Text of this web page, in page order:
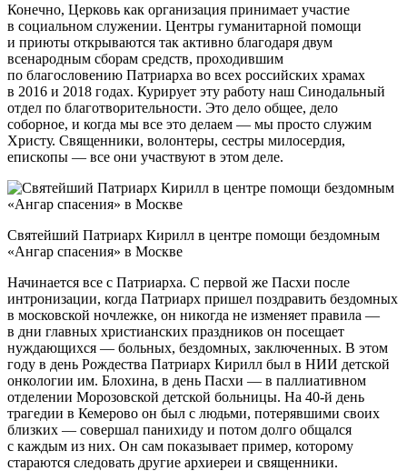
Конечно, Церковь как организация принимает участие
в социальном служении. Центры гуманитарной помощи
и приюты открываются так активно благодаря двум
всенародным сборам средств, проходившим
по благословению Патриарха во всех российских храмах
в 2016 и 2018 годах. Курирует эту работу наш Синодальный
отдел по благотворительности. Это дело общее, дело
соборное, и когда мы все это делаем — мы просто служим
Христу. Священники, волонтеры, сестры милосердия,
епископы — все они участвуют в этом деле.
Святейший Патриарх Кирилл в центре помощи бездомным
«Ангар спасения» в Москве
Начинается все с Патриарха. С первой же Пасхи после
интронизации, когда Патриарх пришел поздравить бездомных
в московской ночлежке, он никогда не изменяет правила —
в дни главных христианских праздников он посещает
нуждающихся — больных, бездомных, заключенных. В этом
году в день Рождества Патриарх Кирилл был в НИИ детской
онкологии им. Блохина, в день Пасхи — в паллиативном
отделении Морозовской детской больницы. На 40-й день
трагедии в Кемерово он был с людьми, потерявшими своих
близких — совершал панихиду и потом долго общался
с каждым из них. Он сам показывает пример, которому
стараются следовать другие архиереи и священники.